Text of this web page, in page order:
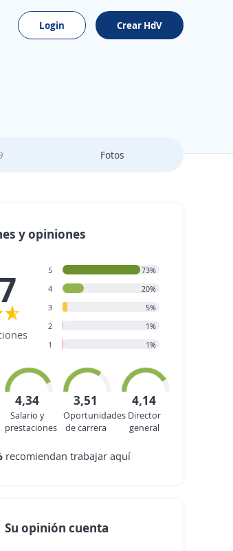
Login Crear HdV
Fotos
y opiniones
5
73%
4
20%
3
5%
2
1%
1
1%
4,34
Salario y
prestaciones
3,51
Oportunidades
de carrera
4,14
Director
general
recomiendan trabajar aquí
Su opinión cuenta